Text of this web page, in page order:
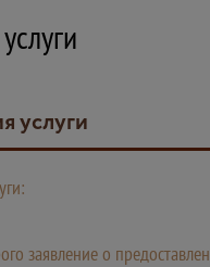
услуги
заявление о